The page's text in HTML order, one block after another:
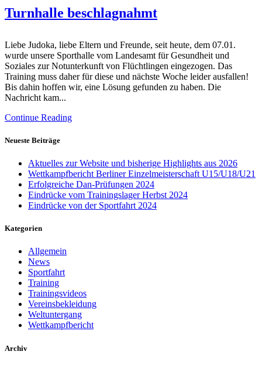
Turnhalle beschlagnahmt
Liebe Judoka, liebe Eltern und Freunde, seit heute, dem 07.01.
wurde unsere Sporthalle vom Landesamt für Gesundheit und
Soziales zur Notunterkunft von Flüchtlingen eingezogen. Das
Training muss daher für diese und nächste Woche leider ausfallen!
Bis dahin hoffen wir, eine Lösung gefunden zu haben. Die
Nachricht kam...
Continue Reading
Neueste Beiträge
Aktuelles zur Website und bisherige Highlights aus 2026
Wettkampfbericht Berliner Einzelmeisterschaft U15/U18/U21
Erfolgreiche Dan-Prüfungen 2024
Eindrücke vom Trainingslager Herbst 2024
Eindrücke von der Sportfahrt 2024
Kategorien
Allgemein
News
Sportfahrt
Training
Trainingsvideos
Vereinsbekleidung
Weltuntergang
Wettkampfbericht
Archiv